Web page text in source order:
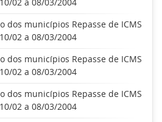
dos municípios Repasse de ICMS
02 a 08/03/2004
dos municípios Repasse de ICMS
02 a 08/03/2004
dos municípios Repasse de ICMS
02 a 08/03/2004